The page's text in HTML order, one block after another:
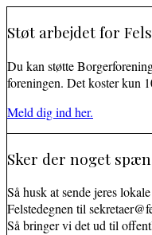
Støt arbejdet for
Du kan støtte
foreningen. Det koster kun
Meld dig ind her.
Sker der noget
Så husk at sende jeres
Felstedegnen til
Så bringer vi det ud til